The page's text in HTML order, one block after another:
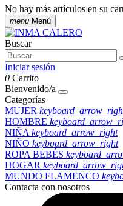
No hay más artículos en su
menu Menú
Buscar
Iniciar sesión
0 Carrito
Bienvenido/a
Categorías
MUJER
HOMBRE
NIÑA keyboard_arrow_right
NIÑO keyboard_arrow_right
ROPA BEBÉS
HOGAR
MUNDO FLAMENCO
Contacta con nosotros